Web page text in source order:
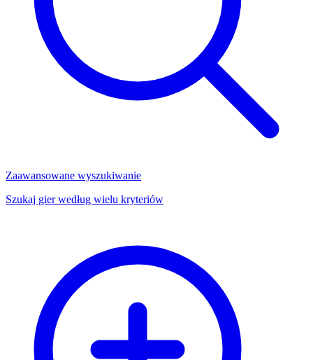
Zaawansowane wyszukiwanie
Szukaj gier według wielu kryteriów